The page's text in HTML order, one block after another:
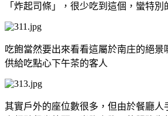
「炸起司條」，很少吃到這個，蠻特別
吃飽當然要出來看看這屬於南庄的絕景
供給吃點心下午茶的客人
其實戶外的座位數很多，但由於餐廳人